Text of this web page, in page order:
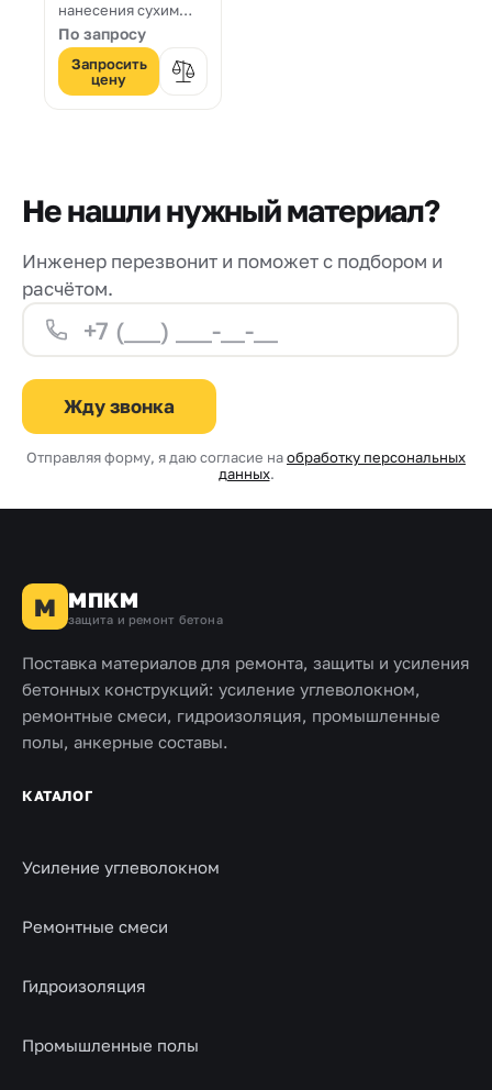
нанесения сухим
способом
прочностью 70 МПа
По запросу
Запросить
цену
Не нашли нужный материал?
Инженер перезвонит и поможет с подбором и
расчётом.
Жду звонка
Отправляя форму, я даю согласие наобработку персональных
данных.
М МПКМ
защита и ремонт бетона
Поставка материалов для ремонта, защиты и усиления
бетонных конструкций: усиление углеволокном,
ремонтные смеси, гидроизоляция, промышленные
полы, анкерные составы.
КАТАЛОГ
Усиление углеволокном
Ремонтные смеси
Гидроизоляция
Промышленные полы